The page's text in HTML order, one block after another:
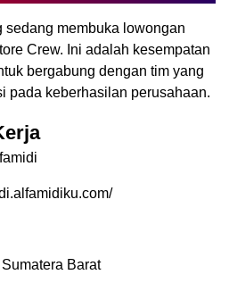
sedang membuka lowongan
Crew. Ini adalah kesempatan
bergabung dengan tim yang
pada keberhasilan perusahaan.
Barat